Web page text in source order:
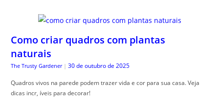
Como criar quadros com plantas
naturais
The Trusty Gardener | 30 de outubro de 2025
Quadros vivos na parede podem trazer vida e cor para sua casa. Veja
dicas incr, íveis para decorar!